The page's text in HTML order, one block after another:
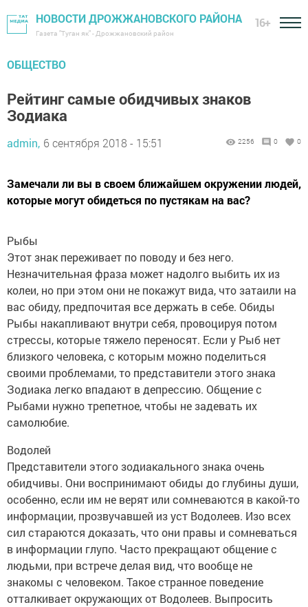
НОВОСТИ ДРОЖЖАНОВСКОГО РАЙОНА
Газета "Туган як" - Дрожжановский район
16+
ОБЩЕСТВО
Рейтинг самые обидчивых знаков
Зодиака
admin, 6 сентября 2018 - 15:51 2256 0 0
Замечали ли вы в своем ближайшем окружении людей,
которые могут обидеться по пустякам на вас?
Рыбы
Этот знак переживает по поводу и без него.
Незначительная фраза может надолго выбить их из
колеи, но при этом они не покажут вида, что затаили на
вас обиду, предпочитая все держать в себе. Обиды
Рыбы накапливают внутри себя, провоцируя потом
стрессы, которые тяжело переносят. Если у Рыб нет
близкого человека, с которым можно поделиться
своими проблемами, то представители этого знака
Зодиака легко впадают в депрессию. Общение с
Рыбами нужно трепетное, чтобы не задевать их
самолюбие.
Водолей
Представители этого зодиакального знака очень
обидчивы. Они воспринимают обиды до глубины души,
особенно, если им не верят или сомневаются в какой-то
информации, прозвучавшей из уст Водолеев. Изо всех
сил стараются доказать, что они правы и сомневаться
в информации глупо. Часто прекращают общение с
людьми, при встрече делая вид, что вообще не
знакомы с человеком. Такое странное поведение
отталкивает окружающих от Водолеев. Выпросить